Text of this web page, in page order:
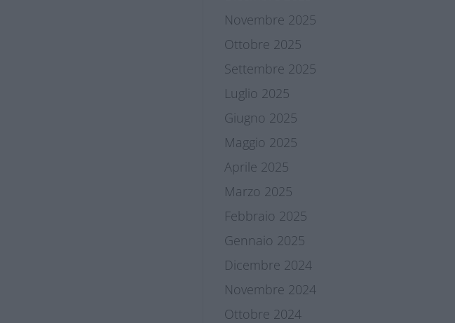
Novembre 2025
Ottobre 2025
Settembre 2025
Luglio 2025
Giugno 2025
Maggio 2025
Aprile 2025
Marzo 2025
Febbraio 2025
Gennaio 2025
Dicembre 2024
Novembre 2024
Ottobre 2024